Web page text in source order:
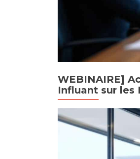
WEBINAIRE]
Influant sur les